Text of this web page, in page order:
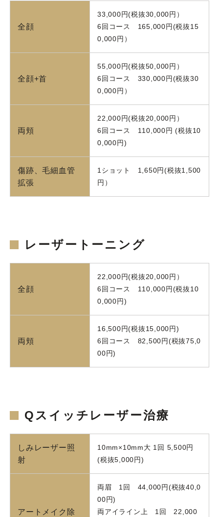
全顔
33,000円(税抜30,000円）
6回コース 165,000円(税抜15
0,000円）
全顔+首
55,000円(税抜50,000円）
6回コース 330,000円(税抜30
0,000円）
両頬
22,000円(税抜20,000円）
6回コース 110,000円 (税抜10
0,000円)
傷跡、毛細血管
拡張
1ショット 1,650円(税抜1,500
円）
レーザートーニング
全顔
22,000円(税抜20,000円）
6回コース 110,000円(税抜10
0,000円)
両頬
16,500円(税抜15,000円)
6回コース 82,500円(税抜75,0
00円)
Qスイッチレーザー治療
しみレーザー照
射
10mm×10mm大 1回 5,500円
(税抜5,000円)
アートメイク除
両眉 1回 44,000円(税抜40,0
00円)
両アイライン上 1回 22,000